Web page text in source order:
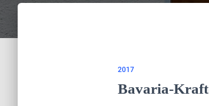
2017
Bavaria-